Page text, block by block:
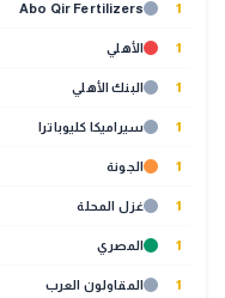
1
Abo Qir Fertilizers
1 الأهلي
1 البنك الأهلي
1 سيراميكا كليوباترا
1 الجونة
1 غزل المحلة
1 المصري
1 المقاولون العرب